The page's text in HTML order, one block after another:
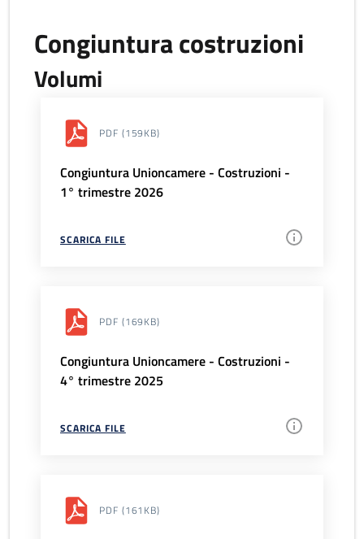
Congiuntura costruzioni
Volumi
PDF (159KB)
Congiuntura Unioncamere - Costruzioni -
1° trimestre 2026
SCARICA FILE
PDF (169KB)
Congiuntura Unioncamere - Costruzioni -
4° trimestre 2025
SCARICA FILE
PDF (161KB)